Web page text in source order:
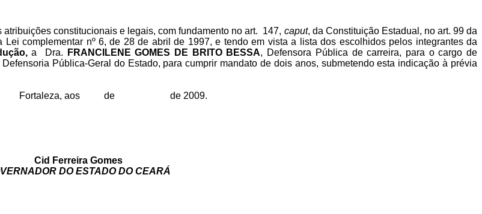
atribuições constitucionais e legais, com fundamento no art. 147, caput, da Constituição Estadual, no art. 99 da
complementar nº 6, de 28 de abril de 1997, e tendo em vista a lista dos escolhidos pelos integrantes da
a Dra. FRANCILENE GOMES DE BRITO BESSA, Defensora Pública de carreira, para o cargo de
Pública-Geral do Estado, para cumprir mandato de dois anos, submetendo esta indicação à prévia
aos de de 2009.
Cid Ferreira Gomes
DO ESTADO DO CEARÁ